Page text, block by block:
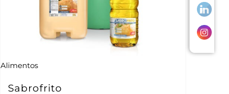
Alimentos
Sabrofrito